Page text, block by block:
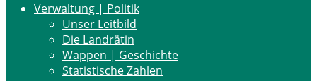
Verwaltung | Politik
Unser Leitbild
Die Landrätin
Wappen | Geschichte
Statistische Zahlen